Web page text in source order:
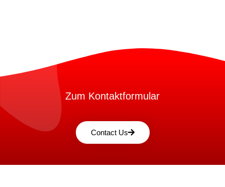
Zum Kontaktformular
Contact Us